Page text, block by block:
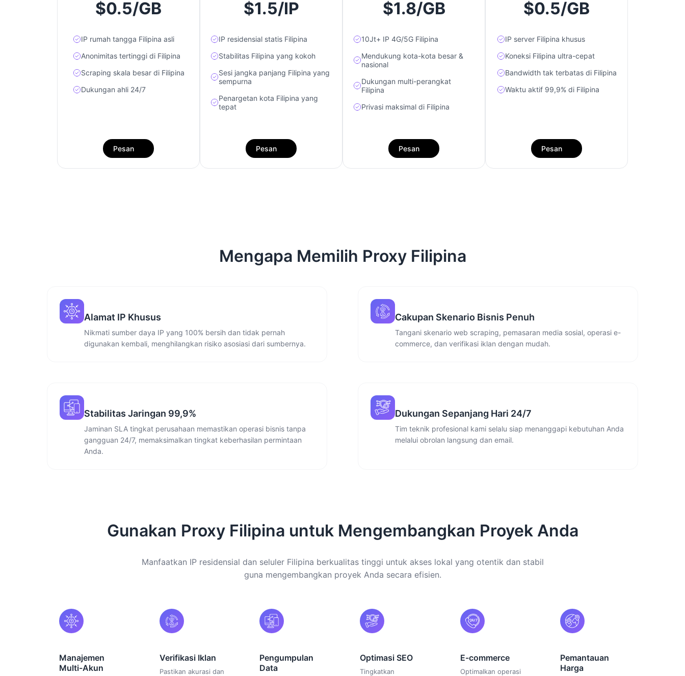
$0.5/GB
IP rumah tangga Filipina asli
Anonimitas tertinggi di Filipina
Scraping skala besar di Filipina
Dukungan ahli 24/7
Pesan
$1.5/IP
IP residensial statis Filipina
Stabilitas Filipina yang kokoh
Sesi jangka panjang Filipina yang
sempurna
Penargetan kota Filipina yang
tepat
Pesan
$1.8/GB
10Jt+ IP 4G/5G Filipina
Mendukung kota-kota besar &
nasional
Dukungan multi-perangkat
Filipina
Privasi maksimal di Filipina
Pesan
$0.5/GB
IP server Filipina khusus
Koneksi Filipina ultra-cepat
Bandwidth tak terbatas di Filipina
Waktu aktif 99,9% di Filipina
Pesan
Mengapa Memilih Proxy Filipina
Alamat IP Khusus
Nikmati sumber daya IP yang 100% bersih dan tidak pernah
digunakan kembali, menghilangkan risiko asosiasi dari sumbernya.
Cakupan Skenario Bisnis Penuh
Tangani skenario web scraping, pemasaran media sosial, operasi e-
commerce, dan verifikasi iklan dengan mudah.
Stabilitas Jaringan 99,9%
Jaminan SLA tingkat perusahaan memastikan operasi bisnis tanpa
gangguan 24/7, memaksimalkan tingkat keberhasilan permintaan
Anda.
Dukungan Sepanjang Hari 24/7
Tim teknik profesional kami selalu siap menanggapi kebutuhan Anda
melalui obrolan langsung dan email.
Gunakan Proxy Filipina untuk Mengembangkan Proyek Anda
Manfaatkan IP residensial dan seluler Filipina berkualitas tinggi untuk akses lokal yang otentik dan stabil
guna mengembangkan proyek Anda secara efisien.
Manajemen
Multi-Akun
Verifikasi Iklan
Pastikan akurasi dan
Pengumpulan
Data
Optimasi SEO
Tingkatkan
E-commerce
Optimalkan operasi
Pemantauan
Harga